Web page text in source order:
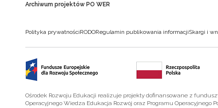
Archiwum projektów PO WER
Polityka prywatnościRODORegulamin publikowania informacjiSkargi i
Ośrodek Rozwoju Edukacji realizuje projekty dofinansowane z
Operacyjnego Wiedza Edukacja Rozwój oraz Programu Operacyjnego